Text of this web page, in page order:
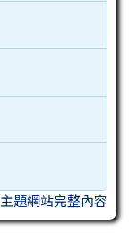
主題網站完整內容